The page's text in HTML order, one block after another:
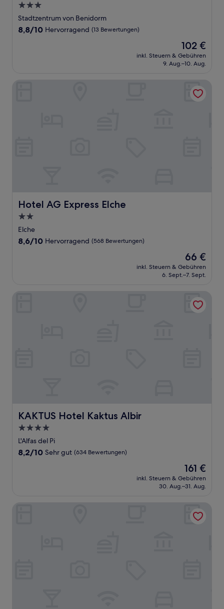
3.0-
Sterne-
Unterkunft
Stadtzentrum von Benidorm
8.8
8,8/10 Hervorragend (13 Bewertungen)
Der
Preis
beträgt
102 €
inkl. Steuern & Gebühren
9. Aug.–10. Aug.
Hotel AG Express Elche
Hotel AG Express Elche
2.0-
Sterne-
Unterkunft
Elche
8.6
8,6/10 Hervorragend (568 Bewertungen)
Der
Preis
beträgt
66 €
inkl. Steuern & Gebühren
6. Sept.–7. Sept.
KAKTUS Hotel Kaktus Albir
KAKTUS Hotel Kaktus Albir
4.0-
Sterne-
Unterkunft
L'Alfas del Pi
8.2
Bewertungen)
8,2/10 Sehr gut (634 Bewertungen)
Der
Preis
beträgt
161 €
inkl. Steuern & Gebühren
30. Aug.–31. Aug.